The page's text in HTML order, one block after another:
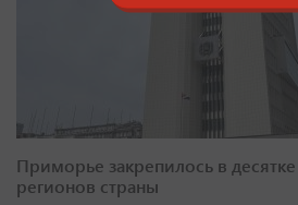
Приморье закрепилось в
регионов страны